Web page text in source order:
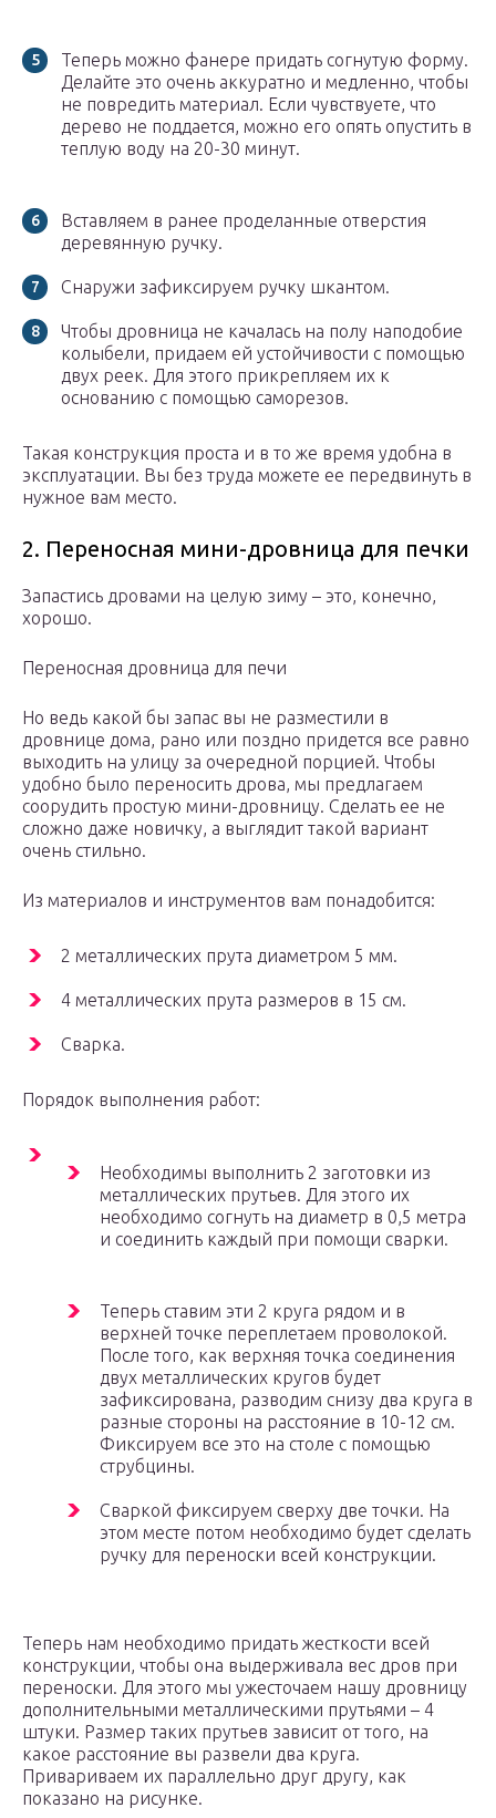
Теперь можно фанере придать согнутую форму.
Делайте это очень аккуратно и медленно, чтобы
не повредить материал. Если чувствуете, что
дерево не поддается, можно его опять опустить в
теплую воду на 20-30 минут.
Вставляем в ранее проделанные отверстия
деревянную ручку.
Снаружи зафиксируем ручку шкантом.
Чтобы дровница не качалась на полу наподобие
колыбели, придаем ей устойчивости с помощью
двух реек. Для этого прикрепляем их к
основанию с помощью саморезов.
Такая конструкция проста и в то же время удобна в
эксплуатации. Вы без труда можете ее передвинуть в
нужное вам место.
2. Переносная мини-дровница для печки
Запастись дровами на целую зиму – это, конечно,
хорошо.
Переносная дровница для печи
Но ведь какой бы запас вы не разместили в
дровнице дома, рано или поздно придется все равно
выходить на улицу за очередной порцией. Чтобы
удобно было переносить дрова, мы предлагаем
соорудить простую мини-дровницу. Сделать ее не
сложно даже новичку, а выглядит такой вариант
очень стильно.
Из материалов и инструментов вам понадобится:
2 металлических прута диаметром 5 мм.
4 металлических прута размеров в 15 см.
Сварка.
Порядок выполнения работ:
Необходимы выполнить 2 заготовки из
металлических прутьев. Для этого их
необходимо согнуть на диаметр в 0,5 метра
и соединить каждый при помощи сварки.
Теперь ставим эти 2 круга рядом и в
верхней точке переплетаем проволокой.
После того, как верхняя точка соединения
двух металлических кругов будет
зафиксирована, разводим снизу два круга в
разные стороны на расстояние в 10-12 см.
Фиксируем все это на столе с помощью
струбцины.
Сваркой фиксируем сверху две точки. На
этом месте потом необходимо будет сделать
ручку для переноски всей конструкции.
Теперь нам необходимо придать жесткости всей
конструкции, чтобы она выдерживала вес дров при
переноски. Для этого мы ужесточаем нашу дровницу
дополнительными металлическими прутьями – 4
штуки. Размер таких прутьев зависит от того, на
какое расстояние вы развели два круга.
Привариваем их параллельно друг другу, как
показано на рисунке.